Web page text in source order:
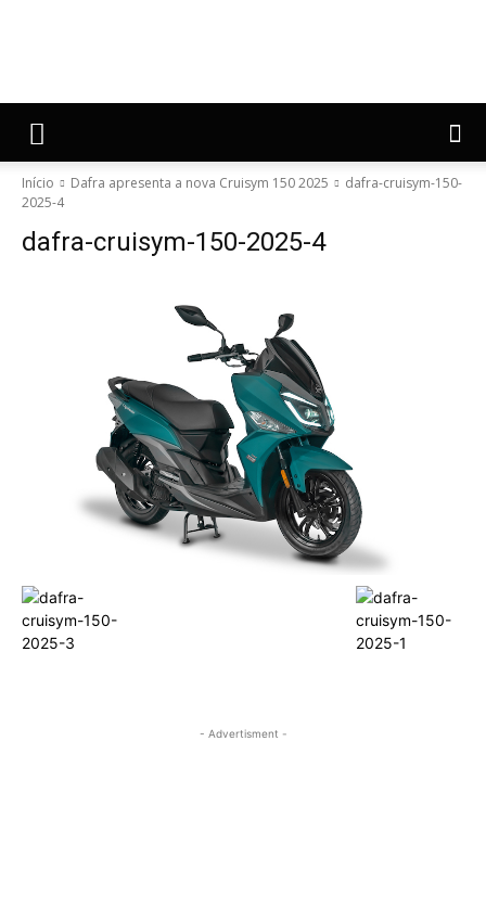
Início Dafra apresenta a nova Cruisym 150 2025
dafra-cruisym-150-
2025-4
dafra-cruisym-150-2025-4
- Advertisment -